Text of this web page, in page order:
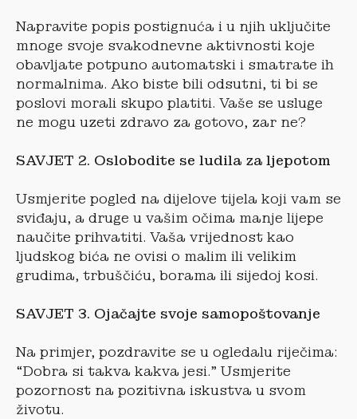
Napravite popis postignuća i u njih uključite
mnoge svoje svakodnevne aktivnosti koje
obavljate potpuno automatski i smatrate ih
normalnima. Ako biste bili odsutni, ti bi se
poslovi morali skupo platiti. Vaše se usluge
ne mogu uzeti zdravo za gotovo, zar ne?
SAVJET 2. Oslobodite se ludila za ljepotom
Usmjerite pogled na dijelove tijela koji vam se
sviđaju, a druge u vašim očima manje lijepe
naučite prihvatiti. Vaša vrijednost kao
ljudskog bića ne ovisi o malim ili velikim
grudima, trbuščiću, borama ili sijedoj kosi.
SAVJET 3. Ojačajte svoje samopoštovanje
Na primjer, pozdravite se u ogledalu riječima:
“Dobra si takva kakva jesi.” Usmjerite
pozornost na pozitivna iskustva u svom
životu.